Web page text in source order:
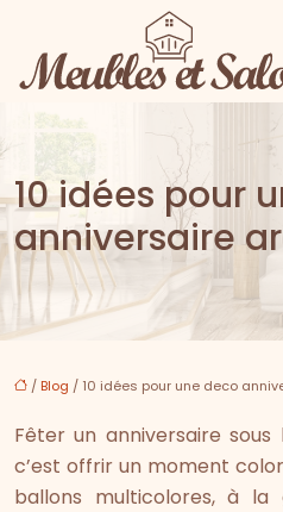
10 idées pour
anniversaire
/ Blog / 10 idées pour une deco
Fêter un anniversaire
c’est offrir un moment
ballons multicolores, à la